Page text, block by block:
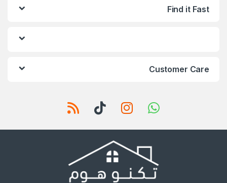
Find it Fast
Customer Care